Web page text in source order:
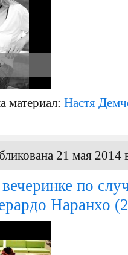
материал: Настя
21 мая 2014
по
Наранхо